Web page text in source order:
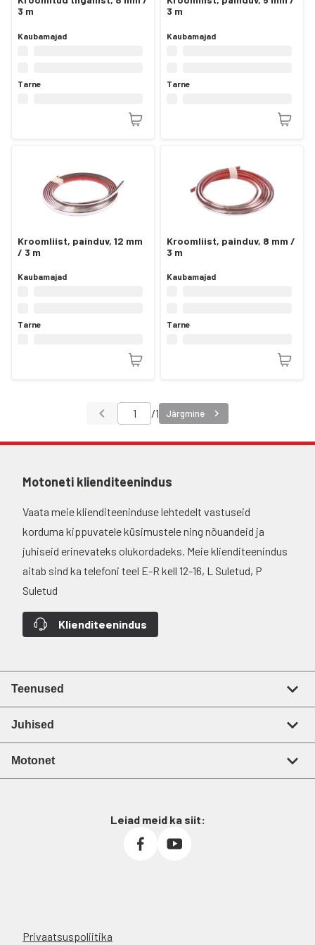
3 m
Kaubamajad
Tarne
3 m
Kaubamajad
Tarne
Kroomliist, painduv, 12 mm
/ 3 m
Kaubamajad
Tarne
Kroomliist, painduv, 8 mm /
3 m
Kaubamajad
Tarne
/1 Järgmine
Motoneti klienditeenindus
Vaata meie klienditeeninduse lehtedelt vastuseid
korduma kippuvatele küsimustele ning nõuandeid ja
juhiseid erinevateks olukordadeks. Meie klienditeenindus
aitab sind ka telefoni teel E-R kell 12-16, L Suletud, P
Suletud
Klienditeenindus
Teenused
Juhised
Motonet
Leiad meid ka siit:
Privaatsuspoliitika